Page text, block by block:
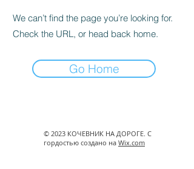
We can’t find the page you’re looking for.
Check the URL, or head back home.
Go Home
© 2023 КОЧЕВНИК НА ДОРОГЕ. С
гордостью создано на Wix.com